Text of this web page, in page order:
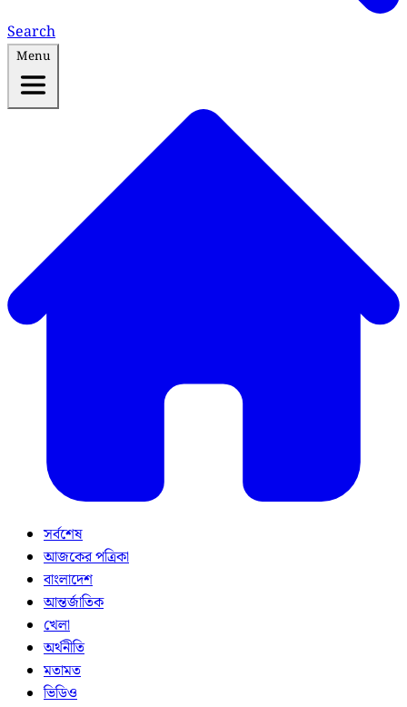
Search
Menu
সর্বশেষ
আজকের পত্রিকা
বাংলাদেশ
আন্তর্জাতিক
খেলা
অর্থনীতি
মতামত
ভিডিও